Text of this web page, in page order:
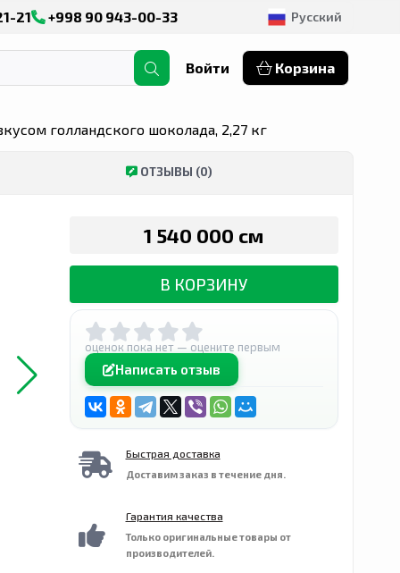
21 +998 90 943-00-33 Русский
Войти Корзина
голландского шоколада, 2,27 кг
ОТЗЫВЫ (0)
1 540 000 сӯм
В КОРЗИНУ
оценок пока нет — оцените первым
Написать отзыв
Быстрая доставка
Доставим заказ в течение дня.
Гарантия качества
Только оригинальные товары от
производителей.